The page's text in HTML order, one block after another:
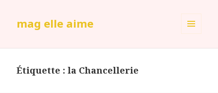
mag elle aime
Étiquette :la Chancellerie